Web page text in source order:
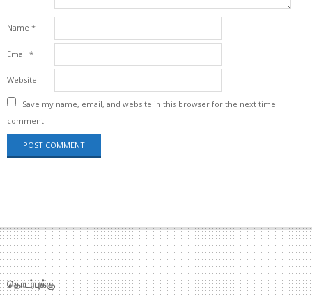
Name *
Email *
Website
Save my name, email, and website in this browser for the next time I
comment.
தொடர்புக்கு